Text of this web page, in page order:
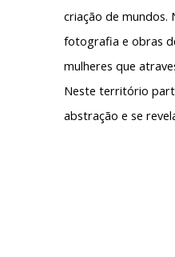
criação de mundos.
fotografia e obras
mulheres que
Neste território
abstração e se